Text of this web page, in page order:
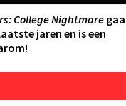
©
College Nightmare
jaren en is een